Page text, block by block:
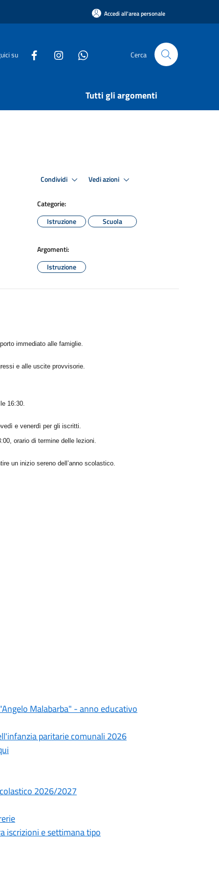
Accedi all'area personale
su Cerca
Tutti gli argomenti
Condividi Vedi azioni
Categorie:
Istruzione
Scuola
Argomenti:
Istruzione
immediato alle famiglie.
e alle uscite provvisorie.
16:30.
e venerdì per gli iscritti.
orario di termine delle lezioni.
un inizio sereno dell’anno scolastico.
Malabarba" - anno educativo
paritarie comunali 2026
2026/2027
iscrizioni e settimana tipo